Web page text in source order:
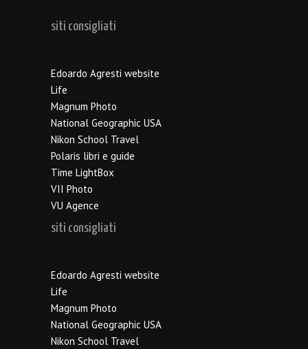
siti consigliati
Edoardo Agresti website
Life
Magnum Photo
National Geographic USA
Nikon School Travel
Polaris libri e guide
Time LightBox
VII Photo
VU Agence
siti consigliati
Edoardo Agresti website
Life
Magnum Photo
National Geographic USA
Nikon School Travel